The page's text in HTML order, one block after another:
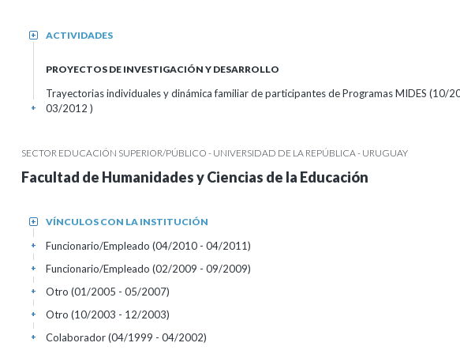
ACTIVIDADES
+
PROYECTOS DE INVESTIGACIÓN Y DESARROLLO
Trayectorias individuales y dinámica familiar de participantes de Programas MIDES (10/
03/2012 )
+
SECTOR EDUCACIÓN SUPERIOR/PÚBLICO - UNIVERSIDAD DE LA REPÚBLICA - URUGUAY
Facultad de Humanidades y Ciencias de la Educación
VÍNCULOS CON LA INSTITUCIÓN
+
Funcionario/Empleado (04/2010 - 04/2011)
+
Funcionario/Empleado (02/2009 - 09/2009)
+
Otro (01/2005 - 05/2007)
+
Otro (10/2003 - 12/2003)
+
Colaborador (04/1999 - 04/2002)
+